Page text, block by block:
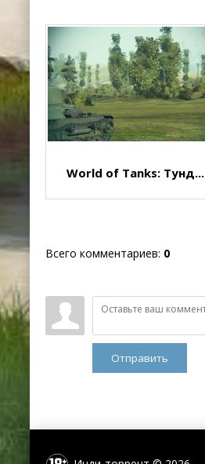
World of Tanks: Тунд...
Всего комментариев: 0
Отправить